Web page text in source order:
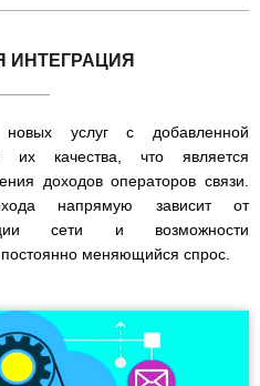
ИНТЕГРАЦИЯ
услуг с добавленной
их качества, что является
доходов операторов связи.
напрямую зависит от
сети и возможности
меняющийся спрос.